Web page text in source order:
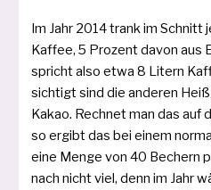
Im Jahr 2014 trank im
Kaffee, 5 Prozent davon aus
spricht also etwa 8 Litern
sich­tigt sind die ande­ren
Kakao. Rechnet man das auf
so ergibt das bei einem
eine Menge von 40 Bechern
nach nicht viel, denn im Jahr